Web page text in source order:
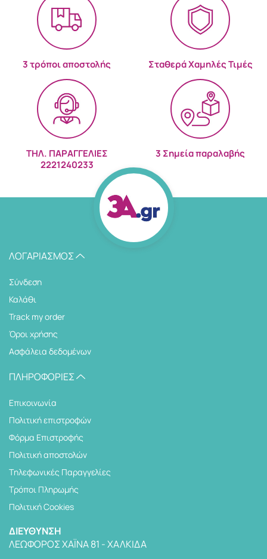
3 τρόποι αποστολής Σταθερά Χαμηλές Τιμές
ΤΗΛ. ΠΑΡΑΓΓΕΛΙΕΣ
2221240233
3 Σημεία παραλαβής
ΛΟΓΑΡΙΑΣΜΌΣ
Σύνδεση
Καλάθι
Track my order
Όροι χρήσης
Ασφάλεια δεδομένων
ΠΛΗΡΟΦΟΡΊΕΣ
Επικοινωνία
Πολιτική επιστροφών
Φόρμα Επιστροφής
Πολιτική αποστολών
Tηλεφωνικές Παραγγελίες
Τρόποι Πληρωμής
Πολιτική Cookies
ΔΙΕΎΘΥΝΣΗ
ΛΕΩΦΌΡΟΣ ΧΑΪΝΆ 81 - ΧΑΛΚΊΔΑ